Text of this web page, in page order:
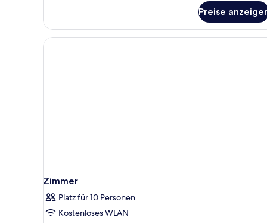
anzeigen
Balkon,
Poolblick
(2
Preise
Zimmer
Platz für 10 Personen
Kostenloses WLAN